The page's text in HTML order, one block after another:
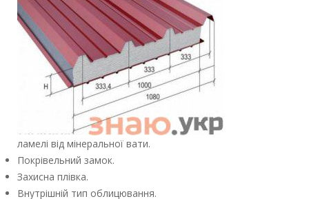
ламелі від мінеральної вати.
Покрівельний замок.
Захисна плівка.
Внутрішній тип облицювання.